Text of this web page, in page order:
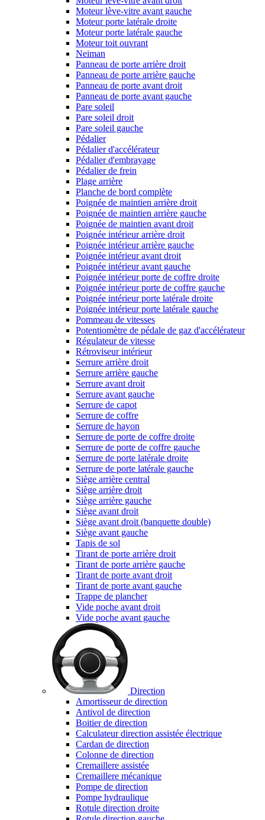
Moteur lève-vitre avant gauche
Moteur porte latérale droite
Moteur porte latérale gauche
Moteur toit ouvrant
Neiman
Panneau de porte arrière droit
Panneau de porte arrière gauche
Panneau de porte avant droit
Panneau de porte avant gauche
Pare soleil
Pare soleil droit
Pare soleil gauche
Pédalier
Pédalier d'accélérateur
Pédalier d'embrayage
Pédalier de frein
Plage arrière
Planche de bord complète
Poignée de maintien arrière droit
Poignée de maintien arrière gauche
Poignée de maintien avant droit
Poignée intérieur arrière droit
Poignée intérieur arrière gauche
Poignée intérieur avant droit
Poignée intérieur avant gauche
Poignée intérieur porte de coffre droite
Poignée intérieur porte de coffre gauche
Poignée intérieur porte latérale droite
Poignée intérieur porte latérale gauche
Pommeau de vitesses
Potentiomètre de pédale de gaz d'accélérateur
Régulateur de vitesse
Rétroviseur intérieur
Serrure arrière droit
Serrure arrière gauche
Serrure avant droit
Serrure avant gauche
Serrure de capot
Serrure de coffre
Serrure de hayon
Serrure de porte de coffre droite
Serrure de porte de coffre gauche
Serrure de porte latérale droite
Serrure de porte latérale gauche
Siège arrière central
Siège arrière droit
Siège arrière gauche
Siège avant droit
Siège avant droit (banquette double)
Siège avant gauche
Tapis de sol
Tirant de porte arrière droit
Tirant de porte arrière gauche
Tirant de porte avant droit
Tirant de porte avant gauche
Trappe de plancher
Vide poche avant droit
Vide poche avant gauche
Direction
Amortisseur de direction
Antivol de direction
Boitier de direction
Calculateur direction assistée électrique
Cardan de direction
Colonne de direction
Cremaillere assistée
Cremaillere mécanique
Pompe de direction
Pompe hydraulique
Rotule direction droite